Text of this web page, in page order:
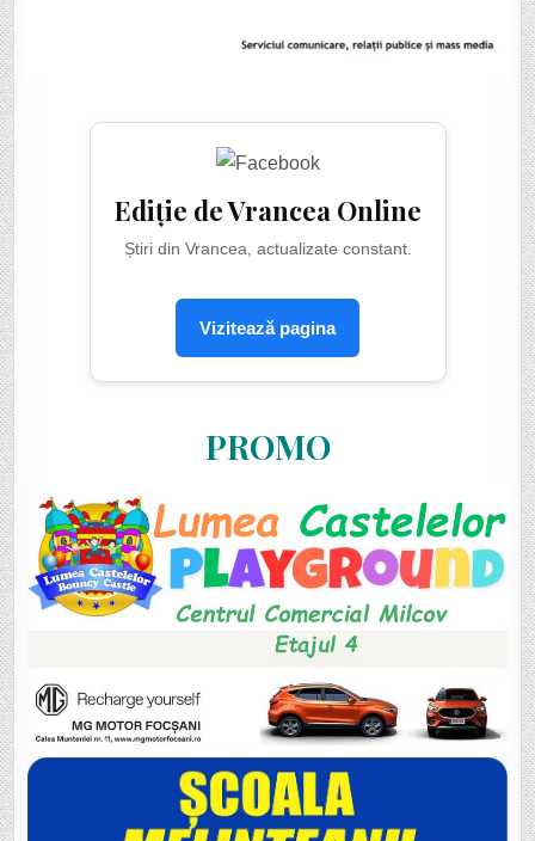
Ediție de Vrancea Online
Știri din Vrancea, actualizate constant.
Vizitează pagina
PROMO